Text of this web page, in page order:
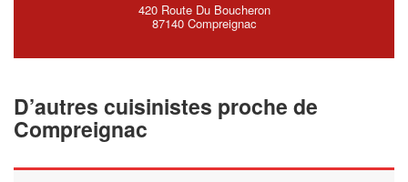
420 Route Du Boucheron
87140 Compreignac
D’autres cuisinistes proche de
Compreignac